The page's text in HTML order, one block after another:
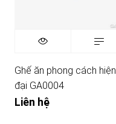
Ghế ăn phong cách hiện
đại GA0004
Liên hệ